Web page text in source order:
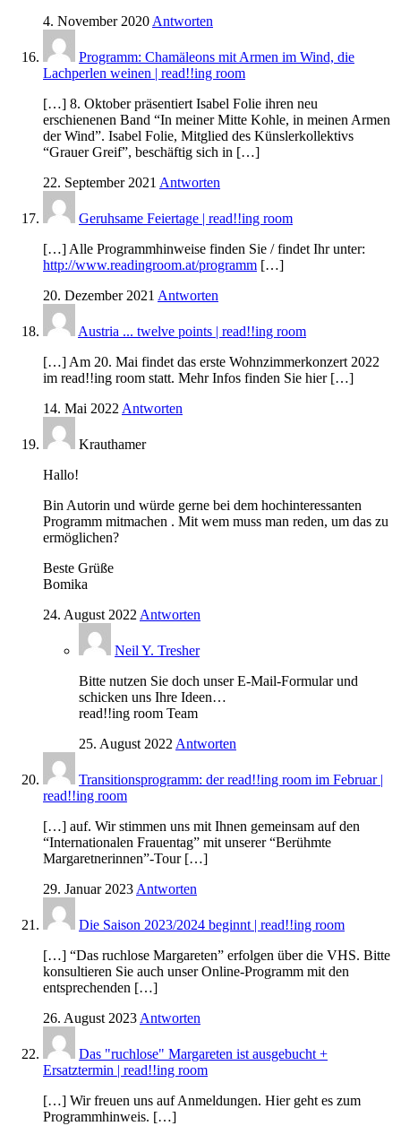
4. November 2020 Antworten
Programm: Chamäleons mit Armen im Wind, die
Lachperlen weinen | read!!ing room
[…] 8. Oktober präsentiert Isabel Folie ihren neu
erschienenen Band “In meiner Mitte Kohle, in meinen Armen
der Wind”. Isabel Folie, Mitglied des Künslerkollektivs
“Grauer Greif”, beschäftig sich in […]
22. September 2021 Antworten
Geruhsame Feiertage | read!!ing room
[…] Alle Programmhinweise finden Sie / findet Ihr unter:
http://www.readingroom.at/programm […]
20. Dezember 2021 Antworten
Austria ... twelve points | read!!ing room
[…] Am 20. Mai findet das erste Wohnzimmerkonzert 2022
im read!!ing room statt. Mehr Infos finden Sie hier […]
14. Mai 2022 Antworten
Krauthamer
Hallo!
Bin Autorin und würde gerne bei dem hochinteressanten
Programm mitmachen . Mit wem muss man reden, um das zu
ermöglichen?
Beste Grüße
Bomika
24. August 2022 Antworten
Neil Y. Tresher
Bitte nutzen Sie doch unser E-Mail-Formular und
schicken uns Ihre Ideen…
read!!ing room Team
25. August 2022 Antworten
Transitionsprogramm: der read!!ing room im Februar |
read!!ing room
[…] auf. Wir stimmen uns mit Ihnen gemeinsam auf den
“Internationalen Frauentag” mit unserer “Berühmte
Margaretnerinnen”-Tour […]
29. Januar 2023 Antworten
Die Saison 2023/2024 beginnt | read!!ing room
[…] “Das ruchlose Margareten” erfolgen über die VHS. Bitte
konsultieren Sie auch unser Online-Programm mit den
entsprechenden […]
26. August 2023 Antworten
Das "ruchlose" Margareten ist ausgebucht +
Ersatztermin | read!!ing room
[…] Wir freuen uns auf Anmeldungen. Hier geht es zum
Programmhinweis. […]